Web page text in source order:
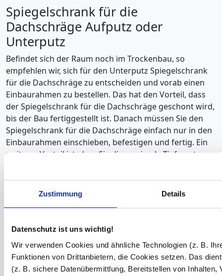
Zustimmung Details
Datenschutz ist uns wichtig!
Wir verwenden Cookies und ähnliche Technologien (z. B.
Funktionen von Drittanbietern, die Cookies setzen. Das
(z. B. sichere Datenübermittlung, Bereitstellen von Inhalten,
Spiegelschrank für die
Dachschräge Aufputz oder
Unterputz
Befindet sich der Raum noch im Trockenbau, so
empfehlen wir, sich für den Unterputz Spiegelschrank
für die Dachschräge zu entscheiden und vorab einen
Einbaurahmen zu bestellen. Das hat den Vorteil, dass
der Spiegelschrank für die Dachschräge geschont wird,
bis der Bau fertiggestellt ist. Danach müssen Sie den
Spiegelschrank für die Dachschräge einfach nur in den
Einbaurahmen einschieben, befestigen und fertig. Ein
weiterer Vorteil ist, dass Sie die maximale Tiefe nutzen
erhalten. Bei der Variante Aufputz sollte der
Spiegelschrank für die Dachschräge nicht zu tief in den
Raum reinragen, um nicht störend zu wirken. Falls der
genutzt werden sollte oder frei steht, vergessen Sie
anderen nicht die Dekorfarbe.
Unterputz mit maximaler Tiefe von 400 mm